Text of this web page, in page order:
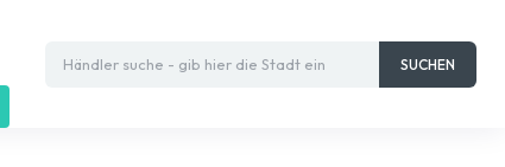
Händler suche - gib hier die Stadt ein SUCHEN